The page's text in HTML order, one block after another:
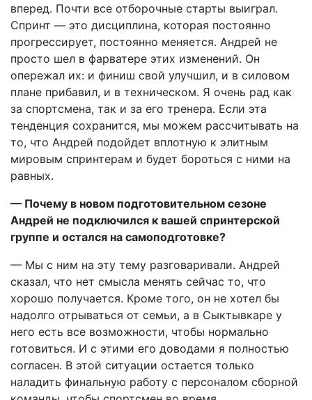
вперед. Почти все отборочные старты выиграл.
Спринт — это дисциплина, которая постоянно
прогрессирует, постоянно меняется. Андрей не
просто шел в фарватере этих изменений. Он
опережал их: и финиш свой улучшил, и в силовом
плане прибавил, и в техническом. Я очень рад как
за спортсмена, так и за его тренера. Если эта
тенденция сохранится, мы можем рассчитывать на
то, что Андрей подойдет вплотную к элитным
мировым спринтерам и будет бороться с ними на
равных.
— Почему в новом подготовительном сезоне
Андрей не подключился к вашей спринтерской
группе и остался на самоподготовке?
— Мы с ним на эту тему разговаривали. Андрей
сказал, что нет смысла менять сейчас то, что
хорошо получается. Кроме того, он не хотел бы
надолго отрываться от семьи, а в Сыктывкаре у
него есть все возможности, чтобы нормально
готовиться. И с этими его доводами я полностью
согласен. В этой ситуации остается только
наладить финальную работу с персоналом сборной